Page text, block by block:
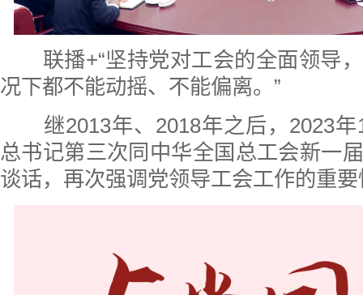
联播+“坚持党对工会的全面领导
况下都不能动摇、不能偏离。”
继2013年、2018年之后，2023年
总书记第三次同中华全国总工会新一
谈话，再次强调党领导工会工作的重